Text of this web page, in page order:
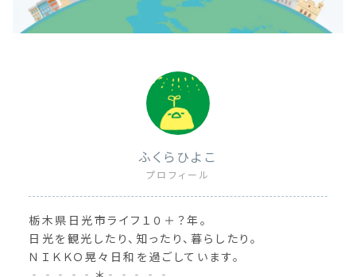
ふくらひよこ
プロフィール
栃木県日光市ライフ１０＋？年。
日光を観光したり、知ったり、暮らしたり。
ＮＩＫＫＯ晃々日和を過ごしています。